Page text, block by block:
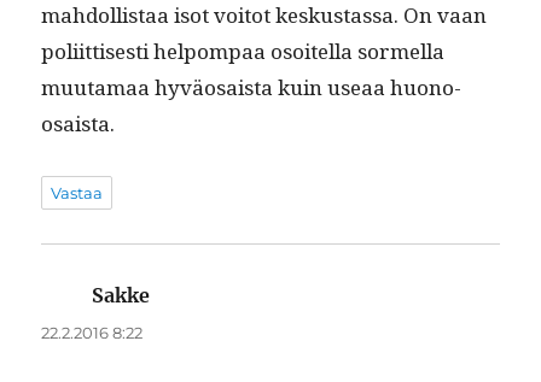
mah­dol­lis­taa isot voitot keskus­tas­sa. On vaan
poli­it­tis­es­ti helpom­paa osoitel­la sormel­la
muu­ta­maa hyväo­saista kuin use­aa huono-
osaista.
Vastaa
Sakke
22.2.2016 8:22